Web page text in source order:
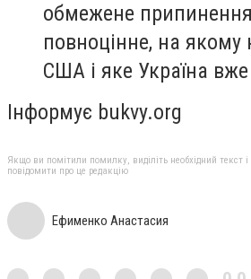
обмежене
повноцінне, на якому
США і яке Україна
Інформує bukvy.org
Якщо ви помітили помилку, виділіть необхідний текст
повідомити про це редакцію
Ефименко Анастасия